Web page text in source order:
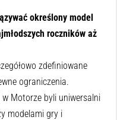
określony model
roczników aż
zdefiniowane
ograniczenia.
w Motorze byli uniwersalni
modelami gry i